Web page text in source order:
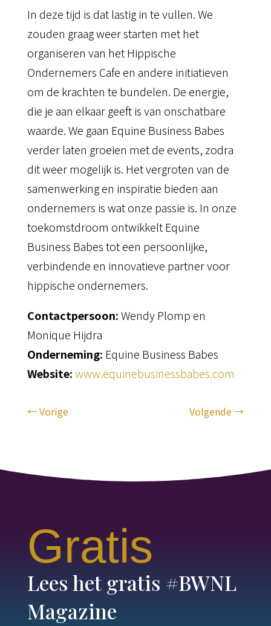
In deze tijd is dat lastig in te vullen. We
zouden graag weer starten met het
organiseren van het Hippische
Ondernemers Cafe en andere initiatieven
om de krachten te bundelen. De energie,
die je aan elkaar geeft is van onschatbare
waarde. We gaan Equine Business Babes
verder laten groeien met de events, zodra
dit weer mogelijk is. Het vergroten van de
samenwerking en inspiratie bieden aan
ondernemers is wat onze passie is. In onze
toekomstdroom ontwikkelt Equine
Business Babes tot een persoonlijke,
verbindende en innovatieve partner voor
hippische ondernemers.
Contactpersoon:Wendy Plomp en
Monique Hijdra
Onderneming: Equine Business Babes
Website:www.equinebusinessbabes.com
←Vorige Volgende→
Gratis
Lees het gratis #BWNL
Magazine